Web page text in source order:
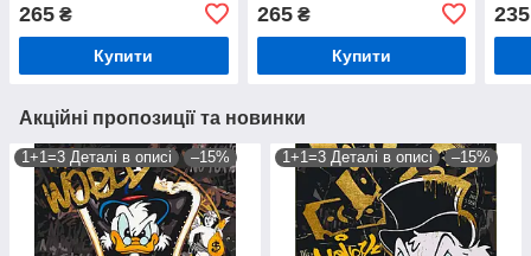
265 ₴
Купити
265₴
Купити
235
Акційні пропозиції та новинки
1+1=3 Деталі в описі –15% 1+1=3 Деталі в описі –15%